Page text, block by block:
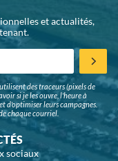
et actualités,
des traceurs (pixels de
si je les ouvre, l'heure à
d'optimiser leurs campagnes.
chaque courriel.
sociaux